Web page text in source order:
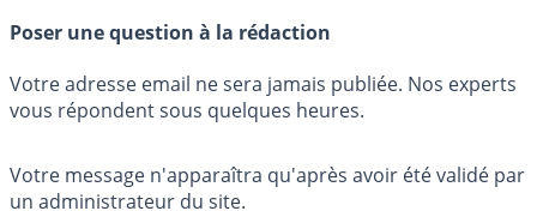
Poser une question à la rédaction
Votre adresse email ne sera jamais publiée. Nos experts
vous répondent sous quelques heures.
Votre message n'apparaîtra qu'après avoir été validé par
un administrateur du site.